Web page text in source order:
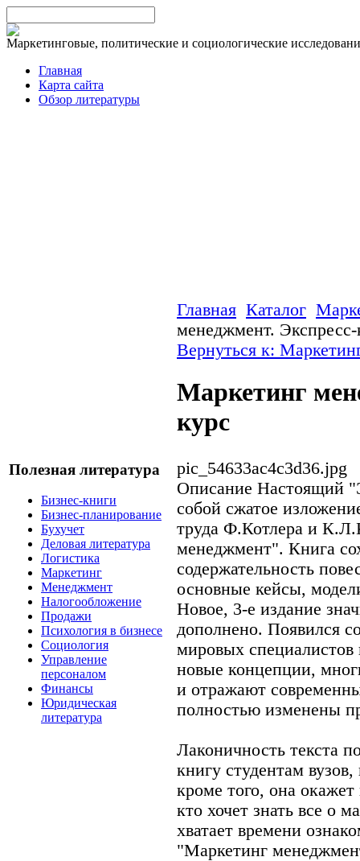
Маркетинговые, политические и социологические
Главная
Карта сайта
Обзор литературы
Полезная литература
Бизнес-книги
Бизнес-планирование
Бухучет
Деловая литература
Логистика
Маркетинг
Менеджмент
Налогообложение
Продажи
Психология в бизнесе
Социология
Управление
персоналом
Финансы
Юридическая
литература
Главная Каталог
менеджмент. Экспресс-
Вернуться к:
Маркетинг
курс
pic_54633ac4c3d36.jpg
Описание Настоящий
собой сжатое
труда Ф.Котлера и
менеджмент". Книга
содержательность
основные кейсы,
Новое, 3-е издание
дополнено. Появился
мировых специалистов
новые концепции,
и отражают
полностью изменены
Лаконичность текста
книгу студентам
кроме того, она
кто хочет знать все о
хватает времени
"Маркетинг